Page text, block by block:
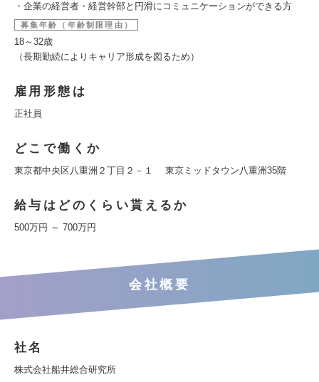
・企業の経営者・経営幹部と円滑にコミュニケーションができる方
募集年齢（年齢制限理由）
18～32歳
（長期勤続によりキャリア形成を図るため）
雇用形態は
正社員
どこで働くか
東京都中央区八重洲２丁目２－１ 東京ミッドタウン八重洲35階
給与はどのくらい貰えるか
500万円 ～ 700万円
会社概要
社名
株式会社船井総合研究所